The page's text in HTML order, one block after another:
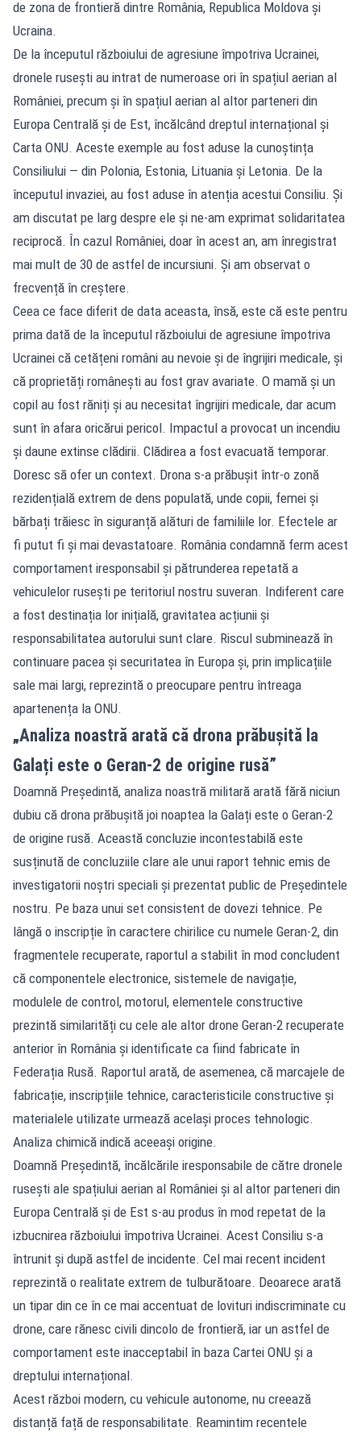
de zona de frontieră dintre România, Republica Moldova și
Ucraina.
De la începutul războiului de agresiune împotriva Ucrainei,
dronele rusești au intrat de numeroase ori în spațiul aerian al
României, precum și în spațiul aerian al altor parteneri din
Europa Centrală și de Est, încălcând dreptul internațional și
Carta ONU. Aceste exemple au fost aduse la cunoștința
Consiliului — din Polonia, Estonia, Lituania și Letonia. De la
începutul invaziei, au fost aduse în atenția acestui Consiliu. Și
am discutat pe larg despre ele și ne-am exprimat solidaritatea
reciprocă. În cazul României, doar în acest an, am înregistrat
mai mult de 30 de astfel de incursiuni. Și am observat o
frecvență în creștere.
Ceea ce face diferit de data aceasta, însă, este că este pentru
prima dată de la începutul războiului de agresiune împotriva
Ucrainei că cetățeni români au nevoie și de îngrijiri medicale, și
că proprietăți românești au fost grav avariate. O mamă și un
copil au fost răniți și au necesitat îngrijiri medicale, dar acum
sunt în afara oricărui pericol. Impactul a provocat un incendiu
și daune extinse clădirii. Clădirea a fost evacuată temporar.
Doresc să ofer un context. Drona s-a prăbușit într-o zonă
rezidențială extrem de dens populată, unde copii, femei și
bărbați trăiesc în siguranță alături de familiile lor. Efectele ar
fi putut fi și mai devastatoare. România condamnă ferm acest
comportament iresponsabil și pătrunderea repetată a
vehiculelor rusești pe teritoriul nostru suveran. Indiferent care
a fost destinația lor inițială, gravitatea acțiunii și
responsabilitatea autorului sunt clare. Riscul subminează în
continuare pacea și securitatea în Europa și, prin implicațiile
sale mai largi, reprezintă o preocupare pentru întreaga
apartenența la ONU.
„Analiza noastră arată că drona prăbușită la
Galați este o Geran-2 de origine rusă”
Doamnă Președintă, analiza noastră militară arată fără niciun
dubiu că drona prăbușită joi noaptea la Galați este o Geran-2
de origine rusă. Această concluzie incontestabilă este
susținută de concluziile clare ale unui raport tehnic emis de
investigatorii noștri speciali și prezentat public de Președintele
nostru. Pe baza unui set consistent de dovezi tehnice. Pe
lângă o inscripție în caractere chirilice cu numele Geran-2, din
fragmentele recuperate, raportul a stabilit în mod concludent
că componentele electronice, sistemele de navigație,
modulele de control, motorul, elementele constructive
prezintă similarități cu cele ale altor drone Geran-2 recuperate
anterior în România și identificate ca fiind fabricate în
Federația Rusă. Raportul arată, de asemenea, că marcajele de
fabricație, inscripțiile tehnice, caracteristicile constructive și
materialele utilizate urmează același proces tehnologic.
Analiza chimică indică aceeași origine.
Doamnă Președintă, încălcările iresponsabile de către dronele
rusești ale spațiului aerian al României și al altor parteneri din
Europa Centrală și de Est s-au produs în mod repetat de la
izbucnirea războiului împotriva Ucrainei. Acest Consiliu s-a
întrunit și după astfel de incidente. Cel mai recent incident
reprezintă o realitate extrem de tulburătoare. Deoarece arată
un tipar din ce în ce mai accentuat de lovituri indiscriminate cu
drone, care rănesc civili dincolo de frontieră, iar un astfel de
comportament este inacceptabil în baza Cartei ONU și a
dreptului internațional.
Acest război modern, cu vehicule autonome, nu creează
distanță față de responsabilitate. Reamintim recentele